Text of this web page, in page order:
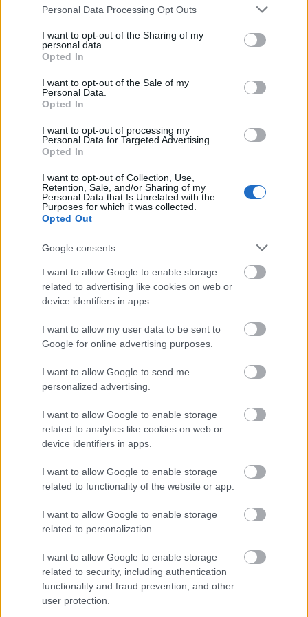
Please note that this website/app uses one or more Google
not limited to your visit or usage behaviour. You may click to
grant or deny consent to Google and its third-party tags to
use your data for below specified purposes in below Google
consent section.
Personal Data Processing Opt Outs
I want to opt-out of the Sharing of my
personal data.
Opted In
I want to opt-out of the Sale of my
Personal Data.
Opted In
I want to opt-out of processing my
Personal Data for Targeted Advertising.
Opted In
I want to opt-out of Collection, Use,
Retention, Sale, and/or Sharing of my
Personal Data that Is Unrelated with the
Purposes for which it was collected.
Opted Out
Google consents
I want to allow Google to enable storage
related to advertising like cookies on web or
device identifiers in apps.
I want to allow my user data to be sent to
Google for online advertising purposes.
I want to allow Google to send me
personalized advertising.
I want to allow Google to enable storage
related to analytics like cookies on web or
device identifiers in apps.
I want to allow Google to enable storage
related to functionality of the website or app.
I want to allow Google to enable storage
related to personalization.
I want to allow Google to enable storage
related to security, including authentication
functionality and fraud prevention, and other
user protection.
üzletben, akkor megnézheti az üzlet weboldalán,
hogy van-e elérhető, hogy elküldjék önnek.
Győződjön meg róla, hogy tisztában van azzal, ki a
felelős, ha egy termék a szállítás során megsérül,
amikor online vásárol. Egyes kiskereskedők felelősek
ezért, míg mások a szállítmányozó cégre hárítják a
kell fordulnia, és ki a felelős, ha a tételek
megsérülnek vagy vissza kell küldeni őket.
Ahhoz, hogy profiként vásárolhasson online, ki kell
használnia minden olyan kedvezményt, amelyet csak
az online vásárlóknak adnak. Iratkozzon fel
hírlevelekre, napi ajánlatokra, és keressen
kuponokat, mielőtt vásárolna. Gyakran vannak
elérhető kedvezmények, ha időt szán arra, hogy
megkeresse azokat..
Mint azt már talán tudja, az online vásárlás nagyon
bármilyen terméket megvásárolhat az egér
gombjának kattintásával. Minél többet tud az online
elégedettebb lesz a döntéseivel.
https://bit.ly/3gLXWdI
https://bit.ly/3gOZmUT
https://bit.ly/3vR6x2M
https://bit.ly/3jbxwnn